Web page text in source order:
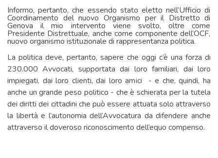
Informo, pertanto, che essendo stato eletto nell’Ufficio di
Coordinamento del nuovo Organismo per il Distretto di
Genova il mio intervento viene svolto, oltre come
Presidente Distrettuale, anche come componente dell’OCF,
nuovo organismo istituzionale di rappresentanza politica.
La politica deve, pertanto, sapere che oggi c’è una forza di
230.000 Avvocati, supportata dai loro familiari, dai loro
impiegati, dai loro clienti, dai loro amici
- e che, quindi, ha
anche un grande peso politico - che è schierata per la tutela
dei diritti dei cittadini che può essere attuata solo attraverso
la libertà e l’autonomia dell’Avvocatura da difendere anche
attraverso il doveroso riconoscimento dell’equo compenso.